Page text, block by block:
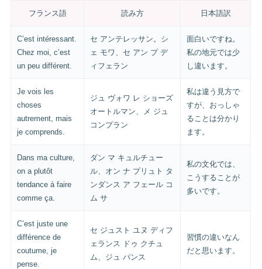
フランス語 読み方 日本語訳
C’est intéressant.
Chez moi, c’est
un peu différent.
セ アンテレッサン。シ
ェ モワ、セ アン プ デ
ィフェラン
面白いですね。
私の地元では少
し違います。
Je vois les
choses
autrement, mais
je comprends.
ジュ ヴォワ レ ショーズ
オートルマン、メ ジュ
コンプラン
私は違う見方で
すが、おっしゃ
ることは分かり
ます。
Dans ma culture,
on a plutôt
tendance à faire
comme ça.
ダン マ キュルチュー
ル、オン ナ プリュト タ
ンダンス ア フェール コ
ム サ
私の文化では、
こうすることが
多いです。
C’est juste une
différence de
coutume, je
pense.
セ ジュスト ユヌ ディフ
ェランス ドゥ クチュ
ム、ジュ パンス
習慣の違いなん
だと思います。